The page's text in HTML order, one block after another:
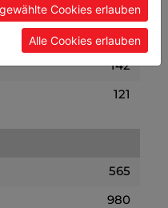
142
121
565
980
Cookies erlauben
Alle Cookies erlauben